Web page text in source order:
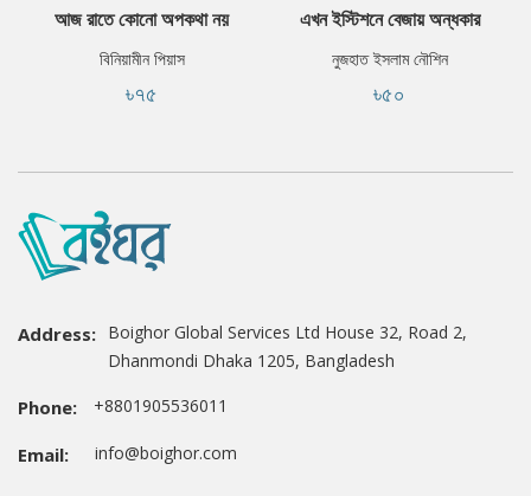
আজ রাতে কোনো অপকথা নয়
বিনিয়ামীন পিয়াস
৳৭৫
এখন ইস্টিশনে বেজায় অন্ধকার
নুজহাত ইসলাম নৌশিন
৳৫০
Address: Boighor Global Services Ltd House 32, Road 2,
Dhanmondi Dhaka 1205, Bangladesh
Phone: +8801905536011
Email: info@boighor.com